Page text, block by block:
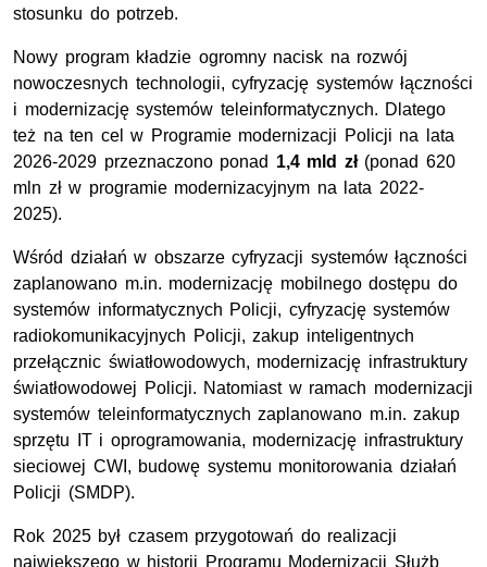
stosunku do potrzeb.
Nowy program kładzie ogromny nacisk na rozwój
nowoczesnych technologii, cyfryzację systemów łączności
i modernizację systemów teleinformatycznych. Dlatego
też na ten cel w Programie modernizacji Policji na lata
2026-2029 przeznaczono ponad 1,4 mld zł(ponad 620
mln zł w programie modernizacyjnym na lata 2022-
2025).
Wśród działań w obszarze cyfryzacji systemów łączności
zaplanowano m.in. modernizację mobilnego dostępu do
systemów informatycznych Policji, cyfryzację systemów
radiokomunikacyjnych Policji, zakup inteligentnych
przełącznic światłowodowych, modernizację infrastruktury
światłowodowej Policji. Natomiast w ramach modernizacji
systemów teleinformatycznych zaplanowano m.in. zakup
sprzętu IT i oprogramowania, modernizację infrastruktury
sieciowej CWI, budowę systemu monitorowania działań
Policji (SMDP).
Rok 2025 był czasem przygotowań do realizacji
największego w historii Programu Modernizacji Służb